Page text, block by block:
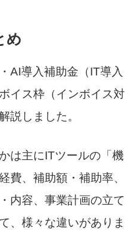
め
AI導入補助金（IT導入
イス枠（インボイス対
説しました。
は主にITツールの「機
費、補助額・補助率、
内容、事業計画の立て
、様々な違いがありま